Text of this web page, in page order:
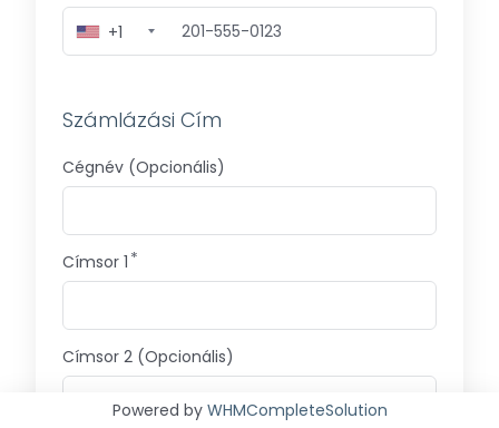
+1
Számlázási Cím
Cégnév (Opcionális)
Címsor 1
Címsor 2 (Opcionális)
Powered by WHMCompleteSolution